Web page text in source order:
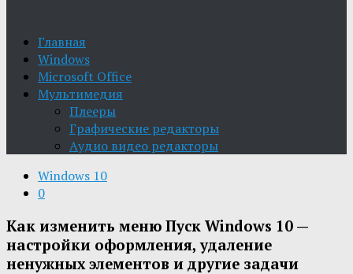
Главная
Windows
Microsoft Office
Мультимедия
Плееры
Графические редакторы
Aудио видео редакторы
Windows 10
0
Как изменить меню Пуск Windows 10 —
настройки оформления, удаление
ненужных элементов и другие задачи